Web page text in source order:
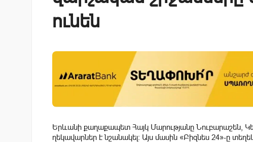
ունեն
Երևանի քաղաքապետ Հայկ Մարությանը Նուբարաշեն,
ղեկավարներ է նշանակել: Այս մասին «Բիզնես 24»-ը